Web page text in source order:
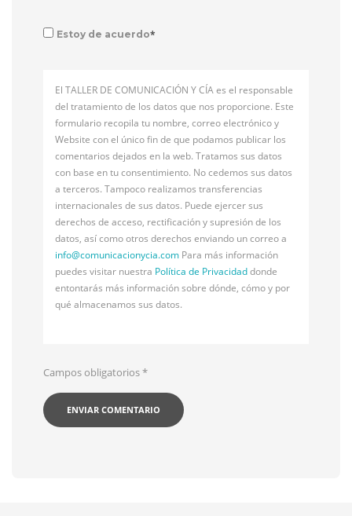
Estoy de acuerdo*
El TALLER DE COMUNICACIÓN Y CÍA es el responsable
del tratamiento de los datos que nos proporcione. Este
formulario recopila tu nombre, correo electrónico y
Website con el único fin de que podamos publicar los
comentarios dejados en la web. Tratamos sus datos
con base en tu consentimiento. No cedemos sus datos
a terceros. Tampoco realizamos transferencias
internacionales de sus datos. Puede ejercer sus
derechos de acceso, rectificación y supresión de los
datos, así como otros derechos enviando un correo a
info@comunicacionycia.com Para más información
puedes visitar nuestra Política de Privacidaddonde
entontarás más información sobre dónde, cómo y por
qué almacenamos sus datos.
Campos obligatorios*